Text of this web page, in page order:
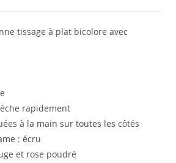
tissage à plat bicolore avec
rapidement
à la main sur toutes les côtés
: écru
et rose poudré